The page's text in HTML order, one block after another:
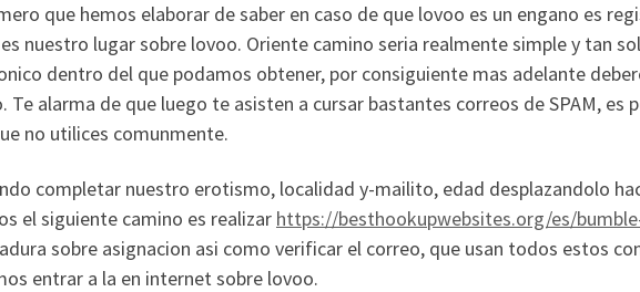
que hemos elaborar de saber en caso de que lovoo es un engano es
nuestro lugar sobre lovoo. Oriente camino seri­a realmente simple y tan
dentro del que podamos obtener, por consiguiente mas adelante
Te alarma de que luego te asisten a cursar bastantes correos de SPAM, es
no utilices comunmente.
completar nuestro erotismo, localidad y-mailito, edad desplazandolo
el siguiente camino es realizar https://besthookupwebsites.org/es/
sobre asignacion asi­ como verificar el correo, que usan todos estos
entrar a la en internet sobre lovoo.